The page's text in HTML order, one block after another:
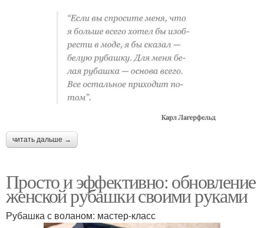
читать дальше →
Просто и эффективно: обновление
женской рубашки своими руками
Рубашка с воланом: мастер-класс